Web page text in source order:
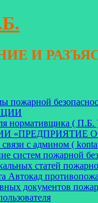
И
пожарной
нормативщика ( П.Б.
«ПРЕДПРИЯТИЕ
с админом (
систем пожарной
статей
Автокад
документов